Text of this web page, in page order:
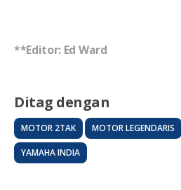
**Editor: Ed Ward
Ditag dengan
MOTOR 2TAK MOTOR LEGENDARIS
YAMAHA INDIA